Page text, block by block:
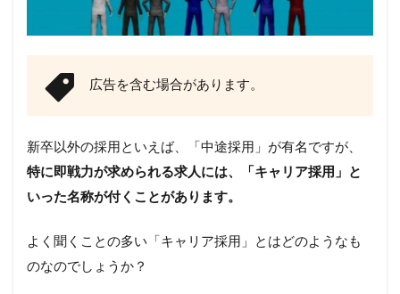
広告を含む場合があります。
新卒以外の採用といえば、「中途採用」が有名ですが、
特に即戦力が求められる求人には、「キャリア採用」と
いった名称が付くことがあります。
よく聞くことの多い「キャリア採用」とはどのようなも
のなのでしょうか？